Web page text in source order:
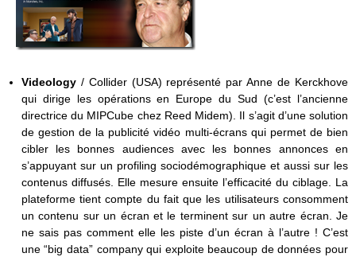
Videology/ Collider (USA) représenté par Anne de Kerckhove
qui dirige les opérations en Europe du Sud (c’est l’ancienne
directrice du MIPCube chez Reed Midem). Il s’agit d’une solution
de gestion de la publicité vidéo multi-écrans qui permet de bien
cibler les bonnes audiences avec les bonnes annonces en
s’appuyant sur un profiling sociodémographique et aussi sur les
contenus diffusés. Elle mesure ensuite l’efficacité du ciblage. La
plateforme tient compte du fait que les utilisateurs consomment
un contenu sur un écran et le terminent sur un autre écran. Je
ne sais pas comment elle les piste d’un écran à l’autre ! C’est
une “big data” company qui exploite beaucoup de données pour